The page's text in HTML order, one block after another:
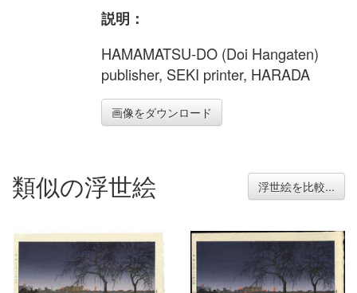
説明：
HAMAMATSU-DO (Doi Hangaten)
publisher, SEKI printer, HARADA
画像をダウンロード
類似の浮世絵 浮世絵を比較...